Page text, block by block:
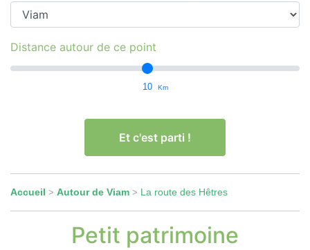
Distance autour de ce point
10 Km
Et c'est parti !
Accueil > Autour de Viam > La route des Hêtres
Petit patrimoine